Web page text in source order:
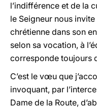
l’indifférence et de la
le Seigneur nous
chrétienne dans son
selon sa vocation, à
corresponde toujours
C’est le vœu que
invoquant, par
Dame de la Route,